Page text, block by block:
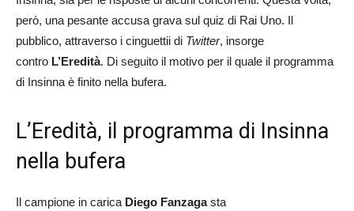
però, una pesante accusa grava sul quiz di Rai Uno. Il
pubblico, attraverso i cinguettii di Twitter, insorge
contro L’Eredità. Di seguito il motivo per il quale il programma
di Insinna è finito nella bufera.
L’Eredità, il programma di Insinna
nella bufera
Il campione in carica Diego Fanzagasta